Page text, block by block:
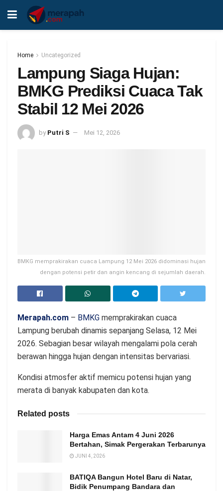
Home Uncategorized
Lampung Siaga Hujan:
BMKG Prediksi Cuaca Tak
Stabil 12 Mei 2026
by Putri S Mei 12, 2026
BMKG memprakirakan cuaca Lampung 12 Mei 2026 didominasi hujan
dengan potensi petir dan angin kencang di sejumlah daerah.
Merapah.com – BMKG memprakirakan cuaca
Lampung berubah dinamis sepanjang Selasa, 12 Mei
2026. Sebagian besar wilayah mengalami pola cerah
berawan hingga hujan dengan intensitas bervariasi.
Kondisi atmosfer aktif memicu potensi hujan yang
merata di banyak kabupaten dan kota.
Related posts
Harga Emas Antam 4 Juni 2026
Bertahan, Simak Pergerakan Terbarunya
JUNI 4, 2026
BATIQA Bangun Hotel Baru di Natar,
Bidik Penumpang Bandara dan